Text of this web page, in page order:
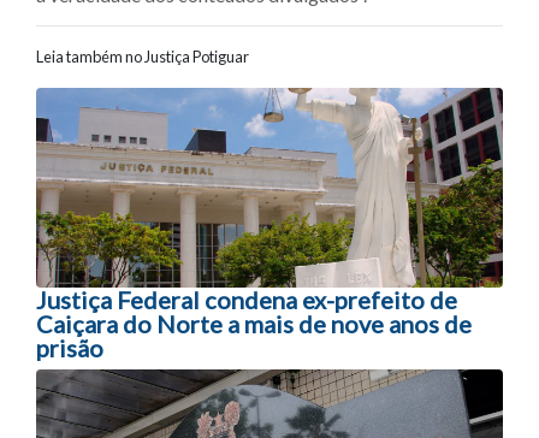
Leia também no Justiça Potiguar
Navegação entre posts
Justiça Federal condena ex-prefeito de
Caiçara do Norte a mais de nove anos de
prisão